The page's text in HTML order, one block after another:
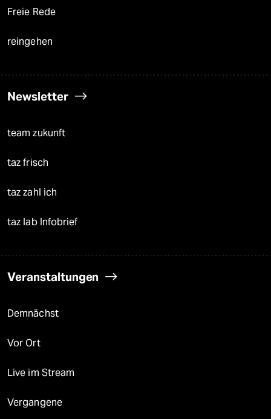
Freie Rede
reingehen
Newsletter
team zukunft
taz frisch
taz zahl ich
taz lab Infobrief
Veranstaltungen
Demnächst
Vor Ort
Live im Stream
Vergangene